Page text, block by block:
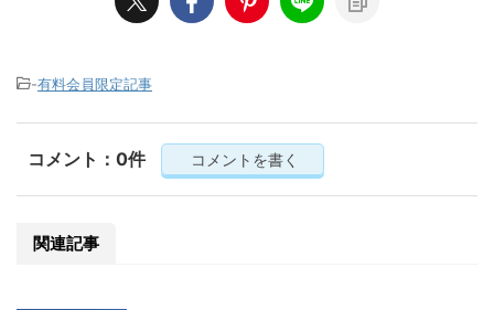
-有料会員限定記事
コメント：0件 コメントを書く
関連記事